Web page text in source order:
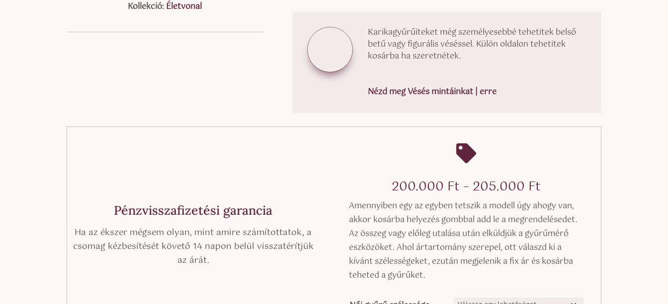
Kollekció:Életvonal
Karikagyűrűiteket még személyesebbé tehetitek belső
betű vagy figurális véséssel. Külön oldalon tehetitek
kosárba ha szeretnétek.
Nézd meg Vésés mintáinkat | erre
Pénzvisszafizetési garancia
Ha az ékszer mégsem olyan, mint amire számítottatok, a
csomag kézbesítését követő 14 napon belül visszatérítjük
az árát.

200.000 Ft – 205.000 FtÁrtartomány:
200.000 Ft
-
205.000 Ft
Amennyiben egy az egyben tetszik a modell úgy ahogy van,
akkor kosárba helyezés gombbal add le a megrendelésedet.
Az összeg vagy előleg utalása után elküldjük a gyűrűmérő
eszközöket. Ahol ártartomány szerepel, ott válaszd ki a
kívánt szélességeket, ezután megjelenik a fix ár és kosárba
teheted a gyűrűket.